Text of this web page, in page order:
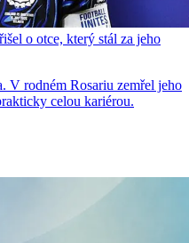
o otce, který stál za jeho
V rodném Rosariu zemřel jeho
celou kariérou.